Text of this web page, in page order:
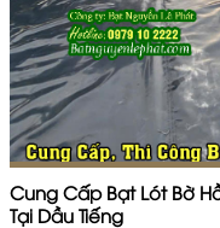
Cung Cấp Bạt Lót Bờ
Tại Dầu Tiếng